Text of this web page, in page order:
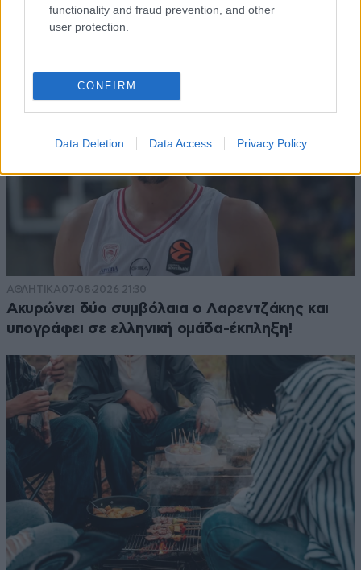
functionality and fraud prevention, and other
user protection.
CONFIRM
Data Deletion Data Access Privacy Policy
δισ. δολάρια
ΑΘΛΗΤΙΚΑ07·08·2026 21:30
Ακυρώνει δύο συμβόλαια ο Λαρεντζάκης και
υπογράφει σε ελληνική ομάδα-έκπληξη!